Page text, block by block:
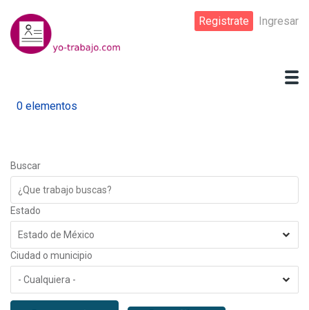
Pasar
contenido
Registrate Ingresar
0 elementos
Buscar
Estado
Ciudad o municipio